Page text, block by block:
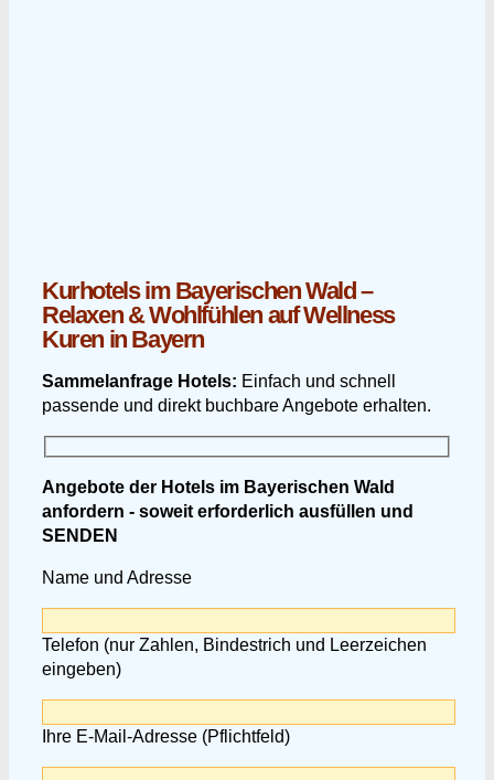
Kurhotels im Bayerischen Wald –
Relaxen & Wohlfühlen auf Wellness
Kuren in Bayern
Sammelanfrage Hotels: Einfach und schnell
passende und direkt buchbare Angebote erhalten.
Angebote der Hotels im Bayerischen Wald
anfordern - soweit erforderlich ausfüllen und
SENDEN
Name und Adresse
Telefon (nur Zahlen, Bindestrich und Leerzeichen
eingeben)
Ihre E-Mail-Adresse (Pflichtfeld)